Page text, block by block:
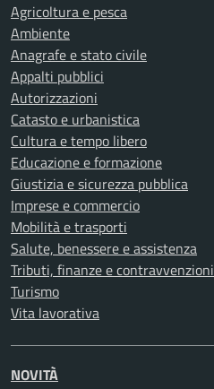
Agricoltura e pesca
Ambiente
Anagrafe e stato civile
Appalti pubblici
Autorizzazioni
Catasto e urbanistica
Cultura e tempo libero
Educazione e formazione
Giustizia e sicurezza pubblica
Imprese e commercio
Mobilità e trasporti
Salute, benessere e assistenza
Tributi, finanze e contravvenzioni
Turismo
Vita lavorativa
NOVITÀ